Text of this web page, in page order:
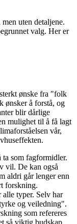
uten detaljene.
valg. Her er
ønske fra "folk
ønsker å forstå, og
blir dårlige
mulighet til å få lagt
vår,
som fagformidler.
vil. De kan også
aldri går lenger enn
forskning.
typer. Selv har
og veiledning".
som refereres
så viktig budskap